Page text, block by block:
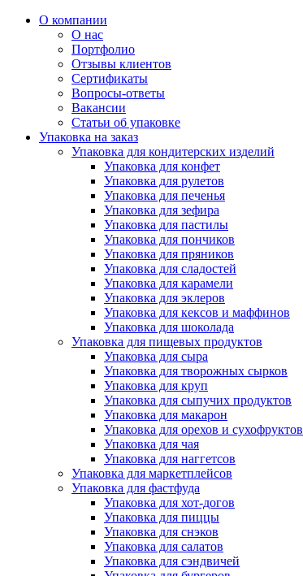
О компании
О нас
Портфолио
Отзывы клиентов
Сертификаты
Вопросы-ответы
Вакансии
Статьи об упаковке
Упаковка на заказ
Упаковка для кондитерских изделий
Упаковка для конфет
Упаковка для рулетов
Упаковка для печенья
Упаковка для зефира
Упаковка для пастилы
Упаковка для пончиков
Упаковка для пряников
Упаковка для сладостей
Упаковка для карамели
Упаковка для эклеров
Упаковка для кексов и маффинов
Упаковка для шоколада
Упаковка для пищевых продуктов
Упаковка для сыра
Упаковка для творожных сырков
Упаковка для круп
Упаковка для сыпучих продуктов
Упаковка для макарон
Упаковка для орехов и сухофруктов
Упаковка для чая
Упаковка для наггетсов
Упаковка для маркетплейсов
Упаковка для фастфуда
Упаковка для хот-догов
Упаковка для пиццы
Упаковка для снэков
Упаковка для салатов
Упаковка для сэндвичей